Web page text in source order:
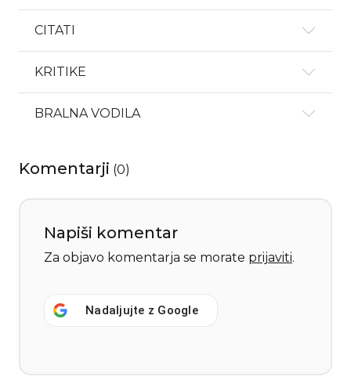
CITATI
KRITIKE
BRALNA VODILA
Komentarji (0)
Napiši komentar
Za objavo komentarja se morate prijaviti.
Nadaljujte z Google